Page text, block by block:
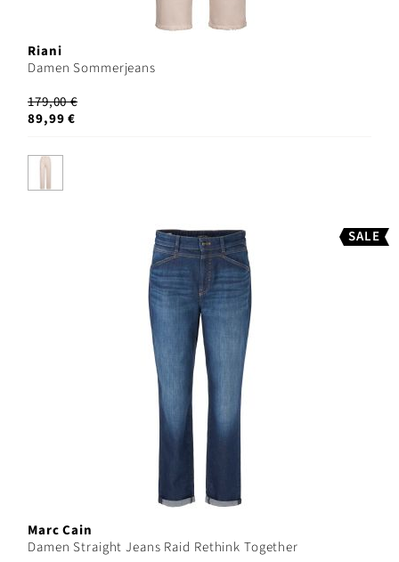
Riani
Damen Sommerjeans
179,00 €
89,99 €
SALE
Marc Cain
Damen Straight Jeans Raid Rethink Together